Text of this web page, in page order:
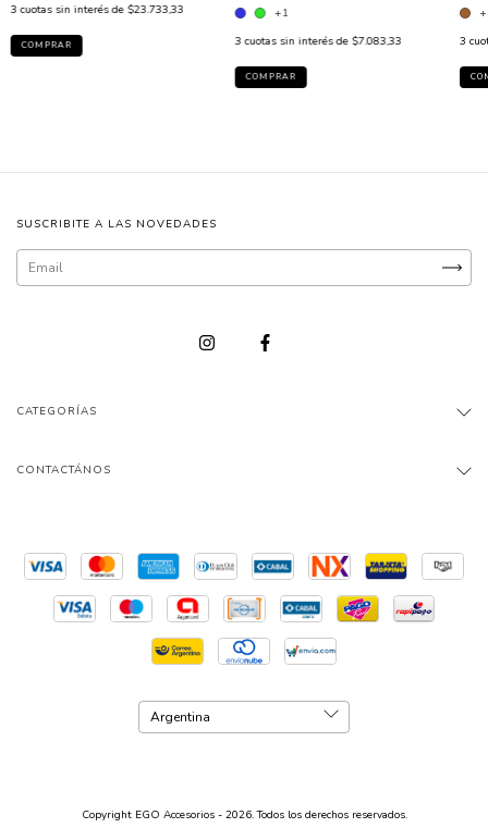
3 cuotas sin interés de $23.733,33
+1
3 cuotas sin interés de $7.083,33
COMPRAR
3
SUSCRIBITE A LAS NOVEDADES
CATEGORÍAS
CONTACTÁNOS
Copyright EGO Accesorios - 2026. Todos los derechos reservados.